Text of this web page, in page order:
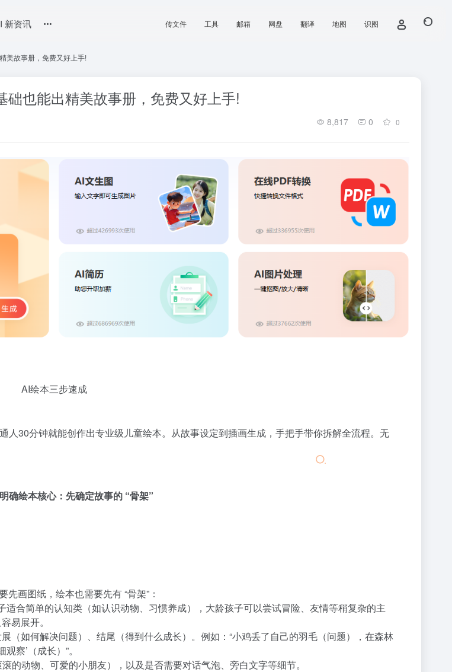
新资讯 传文件 工具 邮箱 网盘 翻译 地图 识图
美故事册，免费又好上手!
也能出精美故事册，免费又好上手!
8,817 0 0
AI绘本三步速成
30分钟就能创作出专业级儿童绘本。从故事设定到插画生成，手把手带你拆解全流程。无
确绘本核心：先确定故事的 “骨架”
画图纸，绘本也需要先有 “骨架”：
合简单的认知类（如认识动物、习惯养成），大龄孩子可以尝试冒险、友情等稍复杂的主
易展开。
（如何解决问题）、结尾（得到什么成长）。例如：“小鸡丢了自己的羽毛（问题），在森林
察’（成长）”。
动物、可爱的小朋友），以及是否需要对话气泡、旁白文字等细节。